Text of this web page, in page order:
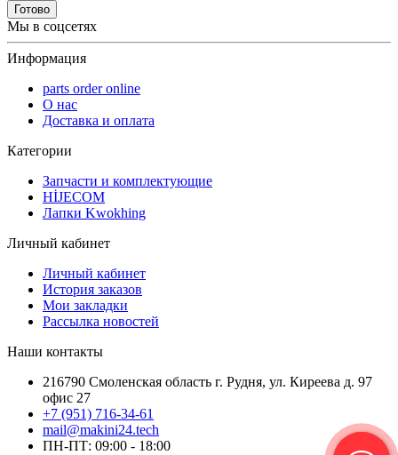
Готово
Мы в соцсетях
Информация
parts order onlinе
О нас
Доставка и оплата
Категории
Запчасти и комплектующие
HİJECOM
Лапки Kwokhing
Личный кабинет
Личный кабинет
История заказов
Мои закладки
Рассылка новостей
Наши контакты
216790 Смоленская область г. Рудня, ул. Киреева д. 97
офис 27
+7 (951) 716-34-61
mail@makini24.tech
ПН-ПТ: 09:00 - 18:00